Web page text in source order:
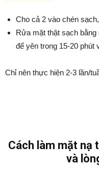
Cho cả 2 vào chén
Rửa mặt thật sạch
để yên trong 15-20
Chỉ nên thực hiện 2-3 lần/
Cách làm mặt nạ
và